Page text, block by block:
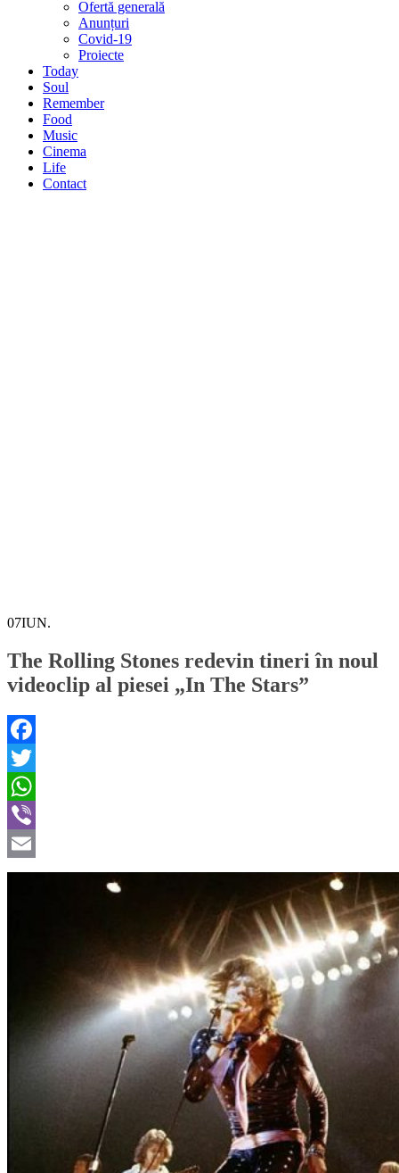
Ofertă generală
Anunțuri
Covid-19
Proiecte
Today
Soul
Remember
Food
Music
Cinema
Life
Contact
07IUN.
The Rolling Stones redevin tineri în noul
videoclip al piesei „In The Stars”
Facebook
Twitter
WhatsApp
Viber
Email